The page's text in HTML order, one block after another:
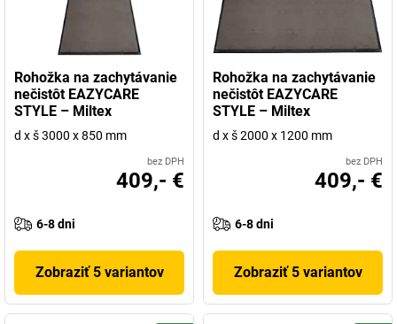
Rohožka na zachytávanie
nečistôt EAZYCARE
STYLE – Miltex
d x š 3000 x 850 mm
bez DPH
409,- €
6-8 dni
Zobraziť 5 variantov
Rohožka na zachytávanie
nečistôt EAZYCARE
STYLE – Miltex
d x š 2000 x 1200 mm
bez DPH
409,- €
6-8 dni
Zobraziť 5 variantov